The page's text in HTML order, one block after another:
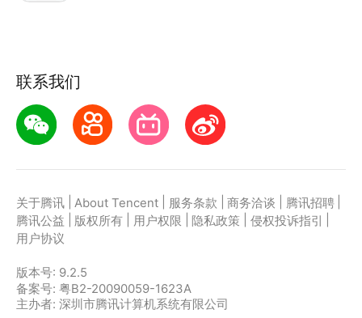
联系我们
关于腾讯 About Tencent 服务条款 商务洽谈 腾讯招聘
腾讯公益
版权所有 用户权限 隐私政策 侵权投诉指引
用户协议
版本号: 9.2.5
备案号: 粤B2-20090059-1623A
主办者: 深圳市腾讯计算机系统有限公司